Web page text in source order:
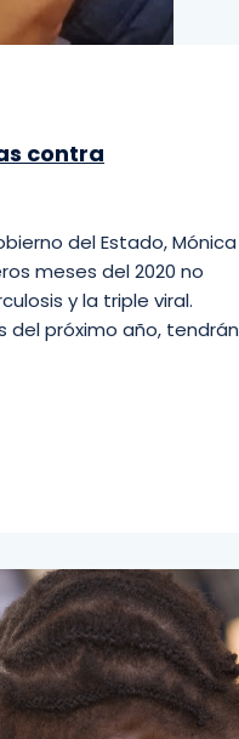
contra
del Estado, Mónica
meses del 2020 no
y la triple viral.
del próximo año, tendrán